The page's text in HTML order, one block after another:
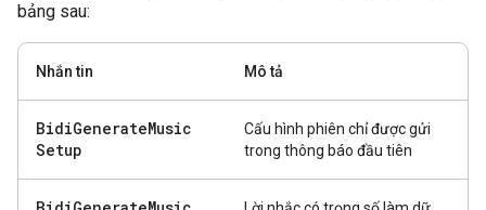
bảng sau:
Nhắn tin Mô tả
BidiGenerateMusic
Setup
Cấu hình phiên chỉ được gửi
trong thông báo đầu tiên